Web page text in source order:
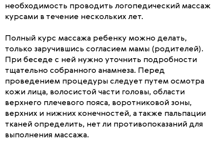
необходимость проводить логопедический массаж
курсами в течение нескольких лет.
Полный курс массажа ребенку можно делать,
только заручившись согласием мамы (родителей).
При беседе с ней нужно уточнить подробности
тщательно собранного анамнеза. Перед
проведением процедуры следует путем осмотра
кожи лица, волосистой части головы, области
верхнего плечевого пояса, воротниковой зоны,
верхних и нижних конечностей, а также пальпации
тканей определить, нет ли противопоказаний для
выполнения массажа.